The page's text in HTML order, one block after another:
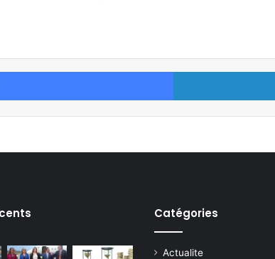
Facebook
Catégories
Actualite